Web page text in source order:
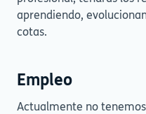
aprendiendo,
cotas.
Empleo
Actualmente no